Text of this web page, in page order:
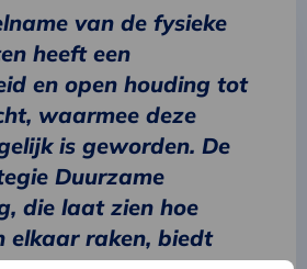
van de fysieke
heeft een
en open houding tot
waarmee deze
is geworden. De
Duurzame
die laat zien hoe
elkaar raken, biedt